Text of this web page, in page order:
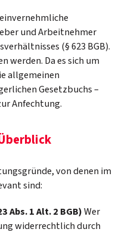
und Arbeitnehmer
(§ 623 BGB).
werden. Da es sich um
allgemeinen
Gesetzbuchs –
Anfechtung.
von denen im
sind:
Abs. 1 Alt. 2 BGB)Wer
widerrechtlich durch